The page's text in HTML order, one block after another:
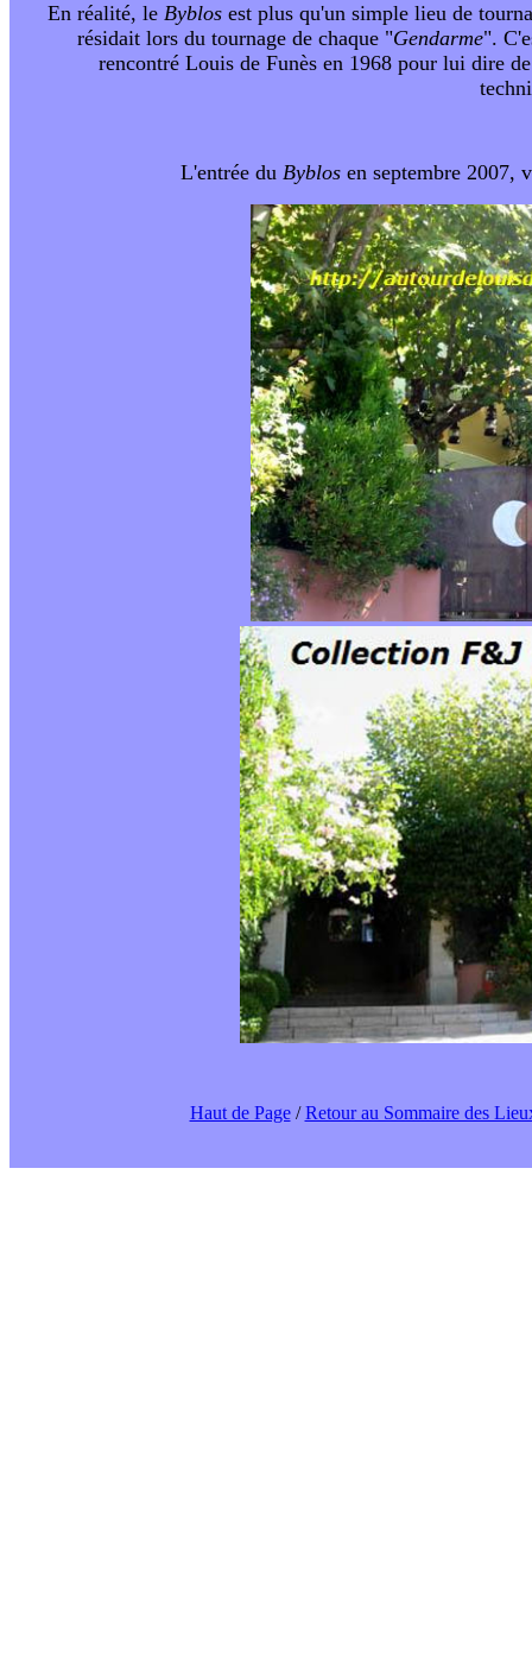
En réalité, le Byblos est plus qu'un simple lieu de
résidait lors du tournage de chaque "Gendarme".
rencontré Louis de Funès en 1968 pour lui dire
L'entrée du Byblosen septembre 2007,
Haut de Page/Retour au Sommaire des